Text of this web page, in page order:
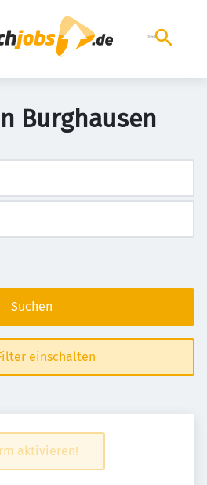
Burghausen
Suchen
einschalten
aktivieren!